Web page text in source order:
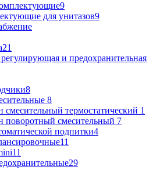
9
для унитазов9
21
и предохранительная
8
8
cмесительный термостатический 1
поворотный cмесительный 7
подпитки4
11
11
29